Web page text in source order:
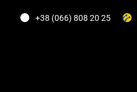
+38 (066) 808 20 25